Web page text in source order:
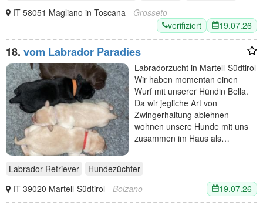
IT-58051 Magliano in Toscana - Grosseto
verifiziert
19.07.26
18. vom Labrador Paradies
Labradorzucht in Martell-Südtirol
Wir haben momentan einen
Wurf mit unserer Hündin Bella.
Da wir jegliche Art von
Zwingerhaltung ablehnen
wohnen unsere Hunde mit uns
zusammen im Haus als…
Labrador Retriever
Hundezüchter
IT-39020 Martell-Südtirol - Bolzano 19.07.26